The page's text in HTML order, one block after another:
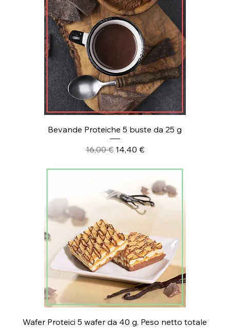
Bevande Proteiche 5 buste da 25 g
Prezzo regolare
16,00 € Prezzo scontato
14,40 €
Wafer Proteici 5 wafer da 40 g. Peso netto totale